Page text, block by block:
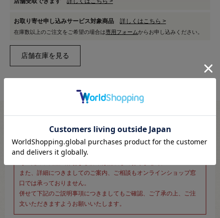
お取り寄せ申し込みサービス対象商品 詳しくはこちら >
在庫数以上のご注文をご希望の場合は専用フォームからお申し込みください。
※新宿オカダヤ本店お取り扱い商品のご注文専用ページです※
こちらのページは、店頭にてあらかじめ商品詳細および商品コード
をご確認いただいた上でご注文いただけるページです。
また、詳細につきましてのご案内、ご相談もオンラインショップ窓
口では承っておりません。
併せて下記のご説明事項につきましてもご確認、ご了承の上、ご注
文いただきますようお願いいたします。